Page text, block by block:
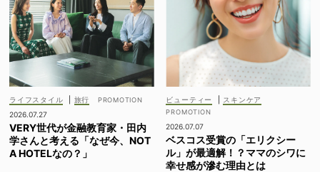
ライフスタイル
旅行
2026.07.27
VERY世代が金融教育家・田内
学さんと考える「なぜ今、NOT
A HOTELなの？」
ビューティー スキンケア
2026.07.07
ベスコス受賞の「エリクシー
ル」が最適解！？ママのシワに
幸せ感が滲む理由とは